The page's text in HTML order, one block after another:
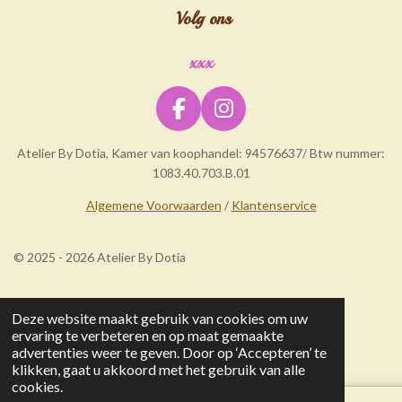
Deze website maakt gebruik van cookies om uw
ervaring te verbeteren en op maat gemaakte
advertenties weer te geven. Door op ‘Accepteren’ te
klikken, gaat u akkoord met het gebruik van alle
cookies.
Volg ons
xxx
F
c
e
b
k
I
s
t
a
Atelier By Dotia, Kamer van koophandel: 94576637/ Btw nummer:
1083.40.703.B.01
Algemene Voorwaarden / Klantenservice
© 2025 - 2026 Atelier By Dotia